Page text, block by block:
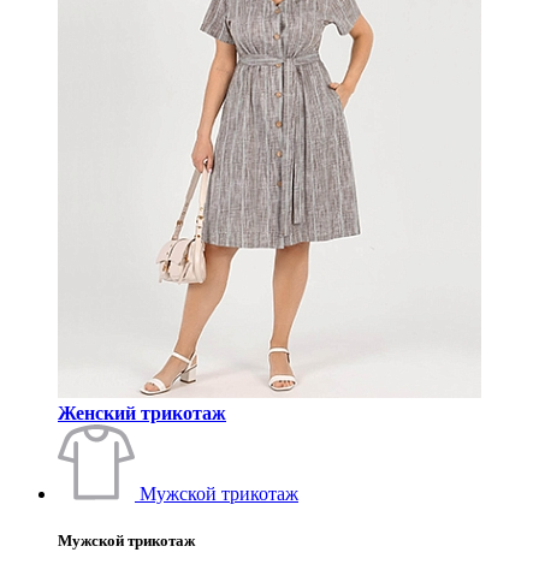
Женский трикотаж
Мужской трикотаж
Мужской трикотаж